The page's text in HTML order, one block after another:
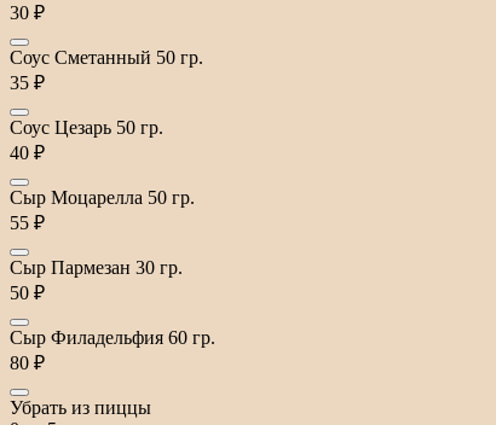
30 ₽
Соус Сметанный 50 гр.
35 ₽
Соус Цезарь 50 гр.
40 ₽
Сыр Моцарелла 50 гр.
55 ₽
Сыр Пармезан 30 гр.
50 ₽
Сыр Филадельфия 60 гр.
80 ₽
Убрать из пиццы